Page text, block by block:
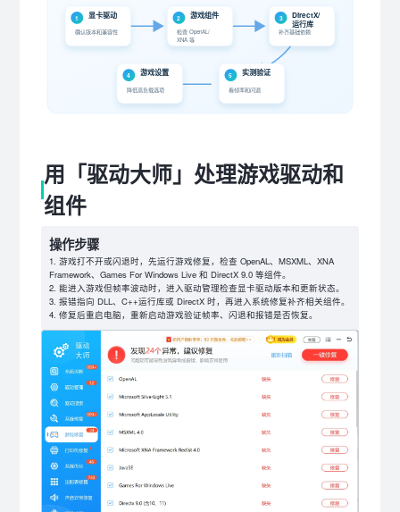
1 显卡驱动
确认版本和兼容性
2 游戏组件
检查 OpenAL/
XNA 等
3 DirectX/
运行库
补齐基础依赖
4 游戏设置
降低高负载选项
5 实测验证
看帧率和闪退
用「驱动大师」处理游戏驱动和
组件
操作步骤
游戏打不开或闪退时，先运行游戏修复，检查 OpenAL、MSXML、XNA
Framework、Games For Windows Live 和 DirectX 9.0 等组件。
能进入游戏但帧率波动时，进入驱动管理检查显卡驱动版本和更新状态。
报错指向 DLL、C++运行库或 DirectX 时，再进入系统修复补齐相关组件。
修复后重启电脑，重新启动游戏验证帧率、闪退和报错是否恢复。